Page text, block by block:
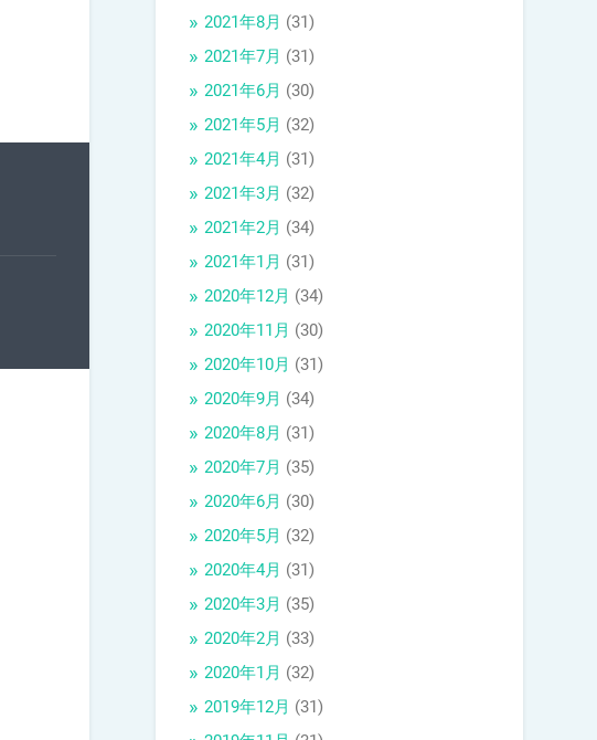
2021年8月 (31)
2021年7月 (31)
2021年6月 (30)
2021年5月 (32)
2021年4月 (31)
2021年3月 (32)
2021年2月 (34)
2021年1月 (31)
2020年12月 (34)
2020年11月 (30)
2020年10月 (31)
2020年9月 (34)
2020年8月 (31)
2020年7月 (35)
2020年6月 (30)
2020年5月 (32)
2020年4月 (31)
2020年3月 (35)
2020年2月 (33)
2020年1月 (32)
2019年12月 (31)